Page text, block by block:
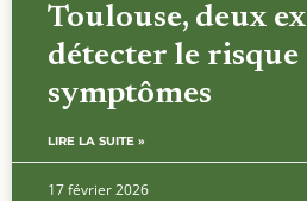
Toulouse, deux
détecter le risque
symptômes
LIRE LA SUITE »
17 février 2026